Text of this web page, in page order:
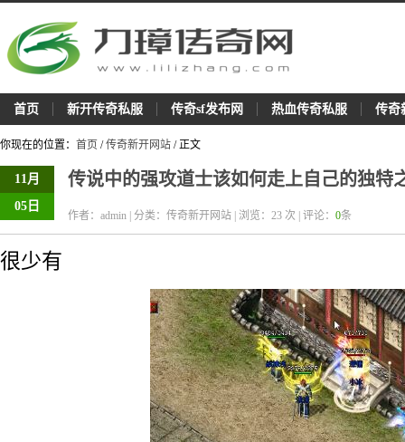
首页 新开传奇私服 传奇sf发布网 热血传奇私服 传奇
你现在的位置： 首页 /传奇新开网站 / 正文
11月
05日
传说中的强攻道士该如何走上自己的独特
作者：admin | 分类：传奇新开网站 | 浏览： 23 次 | 评论： 0条
很少有